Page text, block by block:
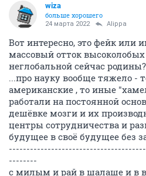
wiza
больше хорошего
24 марта 2022 Alippa
Вот интересно, это фейк или
массовый отток
неглобальной сейчас родины?
...про науку вообще тяжело -
американские , то иные
работали на постоянной
дешёвке мозги и их
центры сотрудничества и
будущее в своё будущее без
--------
с милым и рай в шалаше и в